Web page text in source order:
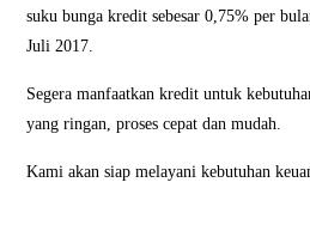
suku bunga kredit sebesar 0,75% per
Juli 2017.
Segera manfaatkan kredit untuk
yang ringan, proses cepat dan mudah.
Kami akan siap melayani kebutuhan